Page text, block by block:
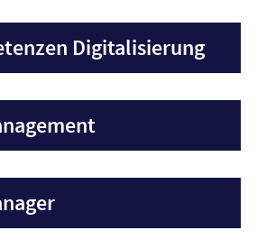
Digitalisierung